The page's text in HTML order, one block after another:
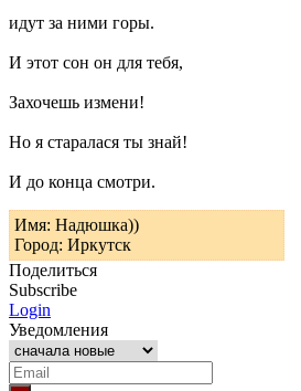
идут за ними горы.
И этот сон он для тебя,
Захочешь измени!
Но я старалася ты знай!
И до конца смотри.
Имя: Надюшка))
Город: Иркутск
Поделиться
Subscribe
Login
Уведомления